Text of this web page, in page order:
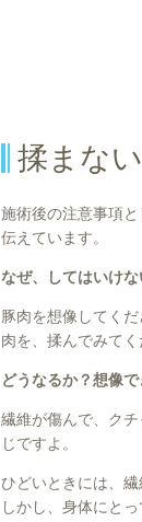
揉まな
施術後の注意事項
伝えています。
なぜ、してはいけな
豚肉を想像してく
肉を、揉んでみてく
どうなるか？想像で
繊維が傷んで、ク
じですよ。
ひどいときには、
しかし、身体にと